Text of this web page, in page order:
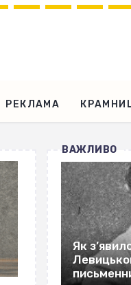
РЕКЛАМА
ВАЖЛИВО
Як